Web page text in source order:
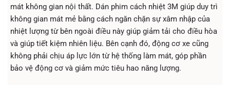
mát không gian nội thất. Dán phim cách nhiệt 3M giúp duy trì
không gian mát mẻ bằng cách ngăn chặn sự xâm nhập của
nhiệt lượng từ bên ngoài điều này giúp giảm tải cho điều hòa
và giúp tiết kiệm nhiên liệu. Bên cạnh đó, động cơ xe cũng
không phải chịu áp lực lớn từ hệ thống làm mát, góp phần
bảo vệ động cơ và giảm mức tiêu hao năng lượng.